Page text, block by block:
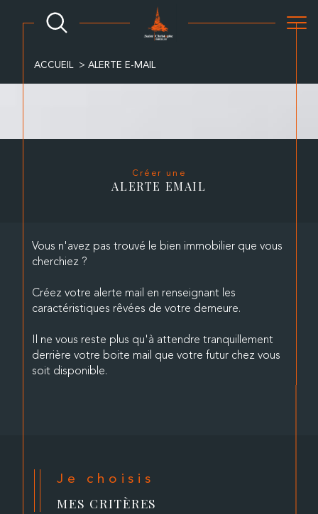
ACCUEIL ALERTE E-MAIL
Créer une
ALERTE EMAIL
Vous n'avez pas trouvé le bien immobilier que vous
cherchiez ?
Créez votre alerte mail en renseignant les
caractéristiques rêvées de votre demeure.
Il ne vous reste plus qu'à attendre tranquillement
derrière votre boite mail que votre futur chez vous
soit disponible.
Je choisis
MES CRITÈRES